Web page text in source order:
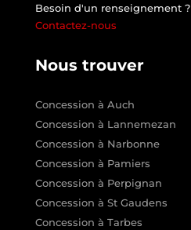
Besoin d'un renseignement ?
Contactez-nous
Nous trouver
Concession à Auch
Concession à Lannemezan
Concession à Narbonne
Concession à Pamiers
Concession à Perpignan
Concession à St Gaudens
Concession à Tarbes